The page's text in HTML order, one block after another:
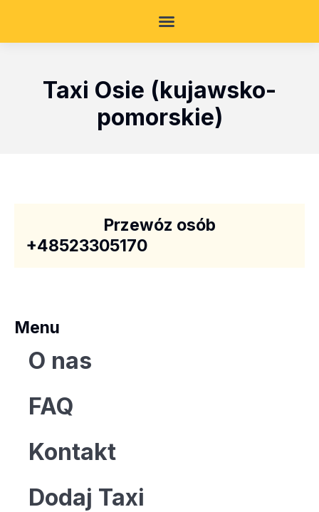
Taxi Osie (kujawsko-
pomorskie)
Przewóz osób
+48523305170
Menu
O nas
FAQ
Kontakt
Dodaj Taxi